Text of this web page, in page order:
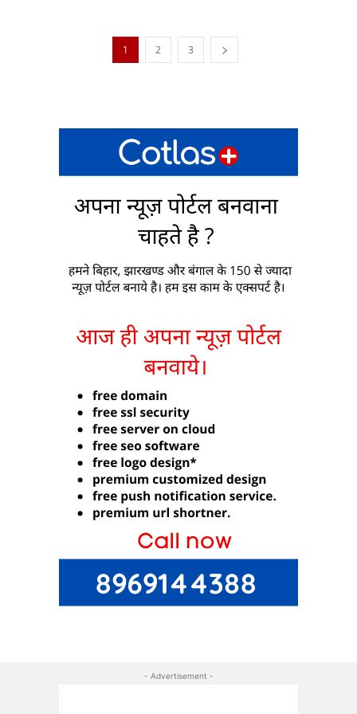
1 2 3
- Advertisement -